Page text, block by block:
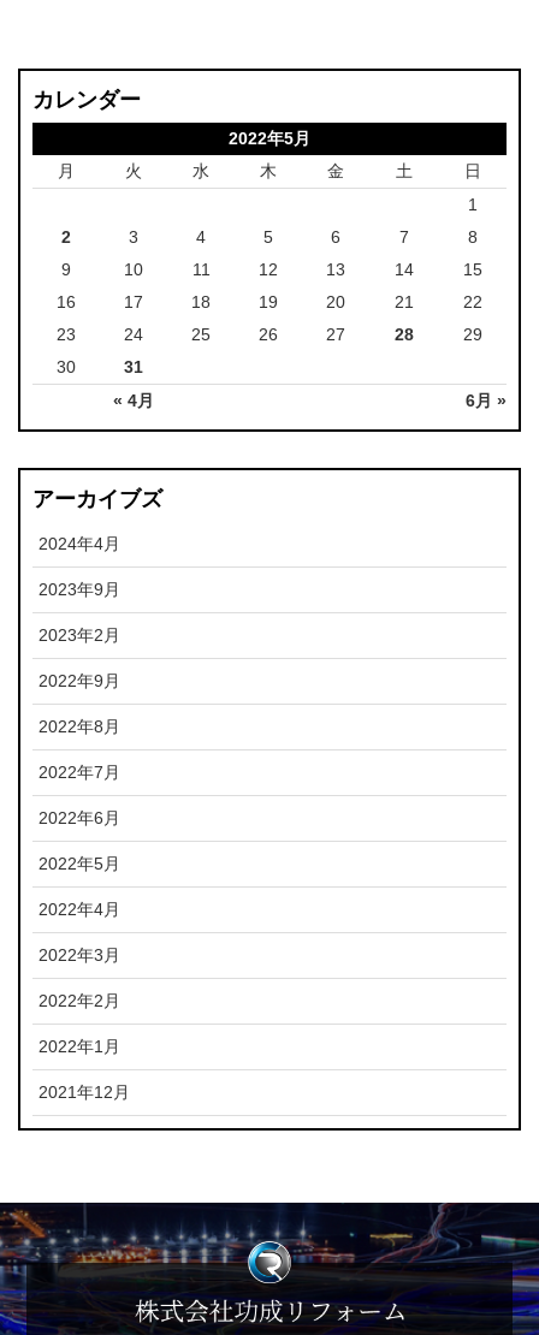
カレンダー
2022年5月
月
火 水 木 金 土 日
« 4月 6月 »
1
2
3 4 5 6 7
8
9
10 11 12 13 14
15
16
17 18 19 20 21
22
23
24 25 26 27 28
29
30
31
アーカイブズ
2024年4月
2023年9月
2023年2月
2022年9月
2022年8月
2022年7月
2022年6月
2022年5月
2022年4月
2022年3月
2022年2月
2022年1月
2021年12月